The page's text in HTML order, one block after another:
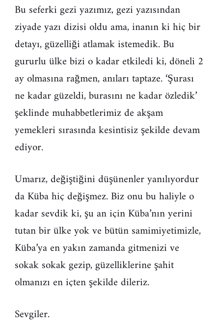
Bu seferki gezi yazımız, gezi yazısından
ziyade yazı dizisi oldu ama, inanın ki hiç bir
detayı, güzelliği atlamak istemedik. Bu
gururlu ülke bizi o kadar etkiledi ki, döneli 2
ay olmasına rağmen, anıları taptaze. ‘Şurası
ne kadar güzeldi, burasını ne kadar özledik’
şeklinde muhabbetlerimiz de akşam
yemekleri sırasında kesintisiz şekilde devam
ediyor.
Umarız, değiştiğini düşünenler yanılıyordur
da Küba hiç değişmez. Biz onu bu haliyle o
kadar sevdik ki, şu an için Küba’nın yerini
tutan bir ülke yok ve bütün samimiyetimizle,
Küba’ya en yakın zamanda gitmenizi ve
sokak sokak gezip, güzelliklerine şahit
olmanızı en içten şekilde dileriz.
Sevgiler.